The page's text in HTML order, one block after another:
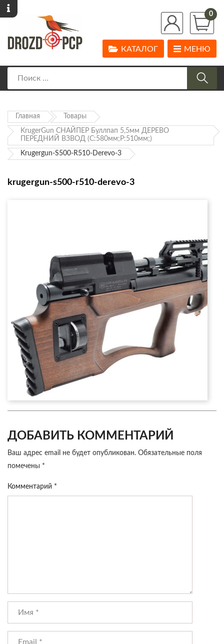
0
МЕНЮ
КАТАЛОГ
Главная Товары
KrugerGun СНАЙПЕР Буллпап 5,5мм ДЕРЕВО
ПЕРЕДНИЙ ВЗВОД (С:580мм;Р:510мм;)
Krugergun-S500-R510-Derevo-3
krugergun-s500-r510-derevo-3
ДОБАВИТЬ КОММЕНТАРИЙ
Ваш адрес email не будет опубликован. Обязательные поля
помечены *
Комментарий *